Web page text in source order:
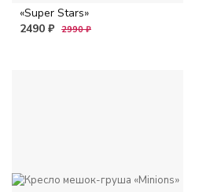
«Super Stars»
2490 ₽ 2990 ₽